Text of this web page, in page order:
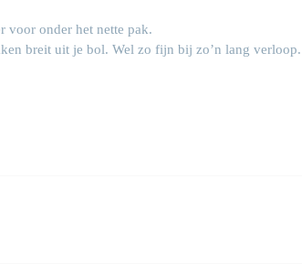
voor onder het nette pak.
breit uit je bol. Wel zo fijn bij zo’n lang